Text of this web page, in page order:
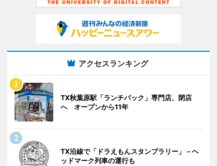
アクセスランキング
TX秋葉原駅「ランチパック」専門店、閉店
へ オープンから11年
TX沿線で「ドラえもんスタンプラリー」－ヘ
ッドマーク列車の運行も